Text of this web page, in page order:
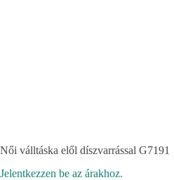
Női válltáska elől díszvarrással G7191
Jelentkezzen be az árakhoz.